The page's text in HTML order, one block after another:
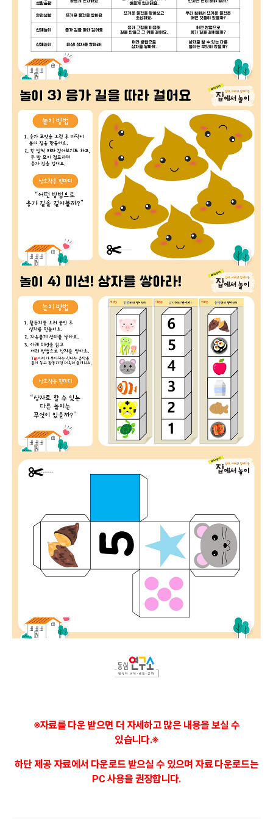
※자료를 다운 받으면 더 자세하고 많은 내용을 보실 수
있습니다.※
하단 제공 자료에서 다운로드 받으실 수 있으며 자료 다운로드는
PC 사용을 권장합니다.